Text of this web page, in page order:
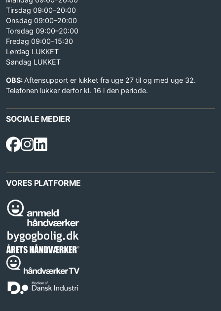
Tirsdag 09:00–20:00
Onsdag 09:00–20:00
Torsdag 09:00–20:00
Fredag 09:00–15:30
Lørdag LUKKET
Søndag LUKKET
OBS: Aftensupport er lukket fra uge 27 til og med uge 32.
Telefonen lukker derfor kl. 16 i den periode.
SOCIALE MEDIER
VORES PLATFORME